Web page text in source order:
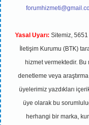
Yasal Uyarı: Sitemiz,
İletişim Kurumu (BTK)
hizmet vermektedir.
denetleme veya
üyelerimiz yazdıkları
üye olarak bu
herhangi bir marka,